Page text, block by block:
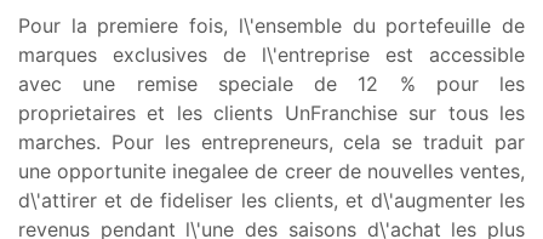
Pour la premiere fois, l\'ensemble du portefeuille de
marques exclusives de l\'entreprise est accessible
avec une remise speciale de 12 % pour les
proprietaires et les clients UnFranchise sur tous les
marches. Pour les entrepreneurs, cela se traduit par
une opportunite inegalee de creer de nouvelles ventes,
d\'attirer et de fideliser les clients, et d\'augmenter les
revenus pendant l\'une des saisons d\'achat les plus